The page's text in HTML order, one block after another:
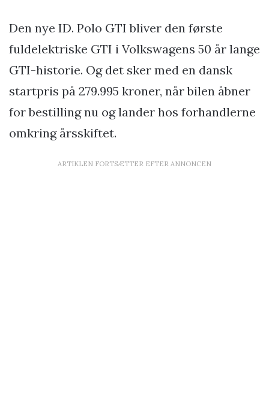
Den nye ID. Polo GTI bliver den første
fuldelektriske GTI i Volkswagens 50 år lange
GTI-historie. Og det sker med en dansk
startpris på 279.995 kroner, når bilen åbner
for bestilling nu og lander hos forhandlerne
omkring årsskiftet.
ARTIKLEN FORTSÆTTER EFTER ANNONCEN